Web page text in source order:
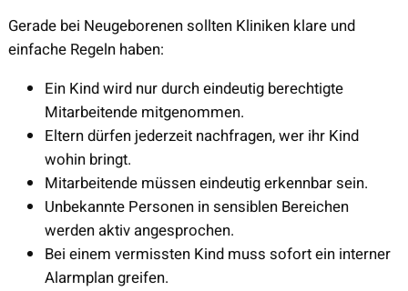
Gerade bei Neugeborenen sollten Kliniken klare und
einfache Regeln haben:
Ein Kind wird nur durch eindeutig berechtigte
Mitarbeitende mitgenommen.
Eltern dürfen jederzeit nachfragen, wer ihr Kind
wohin bringt.
Mitarbeitende müssen eindeutig erkennbar sein.
Unbekannte Personen in sensiblen Bereichen
werden aktiv angesprochen.
Bei einem vermissten Kind muss sofort ein interner
Alarmplan greifen.